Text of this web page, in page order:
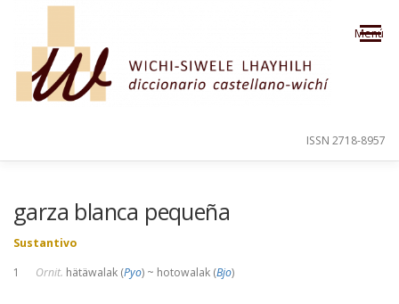
Saltar al contenido
Menú
ISSN 2718-8957
garza blanca pequeña
Sustantivo
1 Ornit. hätäwalak (Pyo) ~ hotowalak (Bjo)